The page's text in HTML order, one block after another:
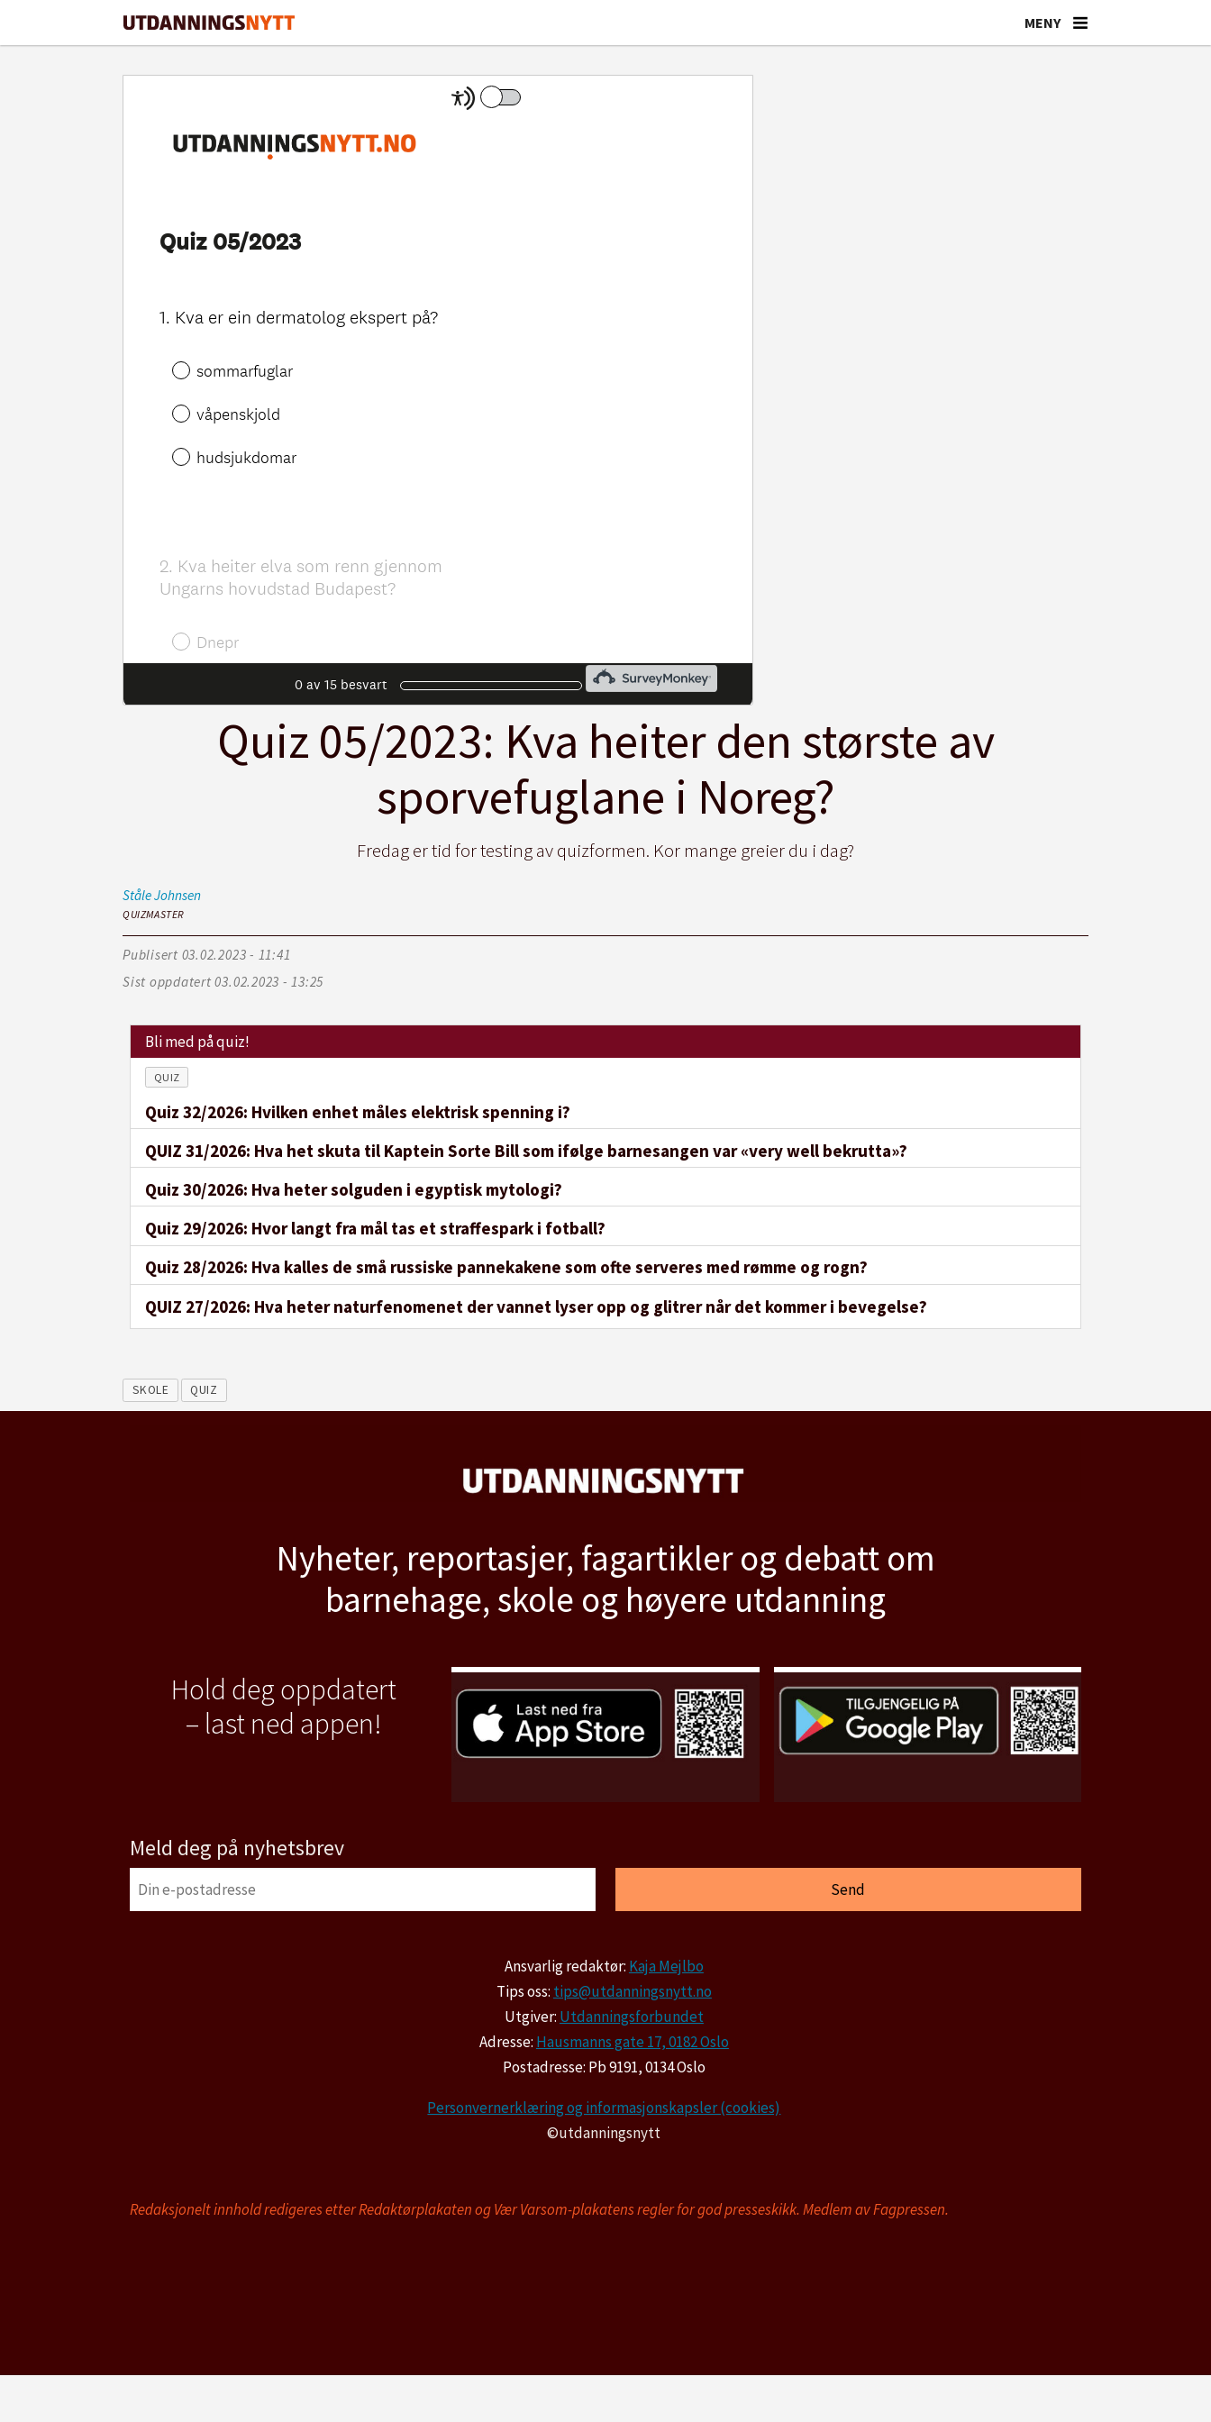
Quiz 05/2023: Kva heiter den største av
sporvefuglane i Noreg?
Fredag er tid for testing av quizformen. Kor mange greier du i dag?
StåleJohnsen
QUIZMASTER
Publisert
03.02.2023 - 11:41
Sist oppdatert
03.02.2023 - 13:25
Bli med på quiz!
QUIZ
Quiz 32/2026: Hvilken enhet måles elektrisk spenning i?
QUIZ 31/2026: Hva het skuta til Kaptein Sorte Bill som ifølge barnesangen var «very well bekrutta»?
Quiz 30/2026: Hva heter solguden i egyptisk mytologi?
Quiz 29/2026: Hvor langt fra mål tas et straffespark i fotball?
Quiz 28/2026: Hva kalles de små russiske pannekakene som ofte serveres med rømme og rogn?
QUIZ 27/2026: Hva heter naturfenomenet der vannet lyser opp og glitrer når det kommer i bevegelse?
SKOLE QUIZ
Nyheter, reportasjer, fagartikler og debatt om
barnehage, skole og høyere utdanning
Hold deg oppdatert
– last ned appen!
Meld deg på nyhetsbrev
Ansvarlig redaktør: Kaja Mejlbo
Tips oss: tips@utdanningsnytt.no
Utgiver: Utdanningsforbundet
Adresse: Hausmanns gate 17, 0182 Oslo
Postadresse: Pb 9191, 0134 Oslo
Personvernerklæring og informasjonskapsler (cookies)
©utdanningsnytt
Redaksjonelt innhold redigeres etter Redaktørplakaten og Vær Varsom-plakatens regler for god presseskikk. Medlem av Fagpressen.